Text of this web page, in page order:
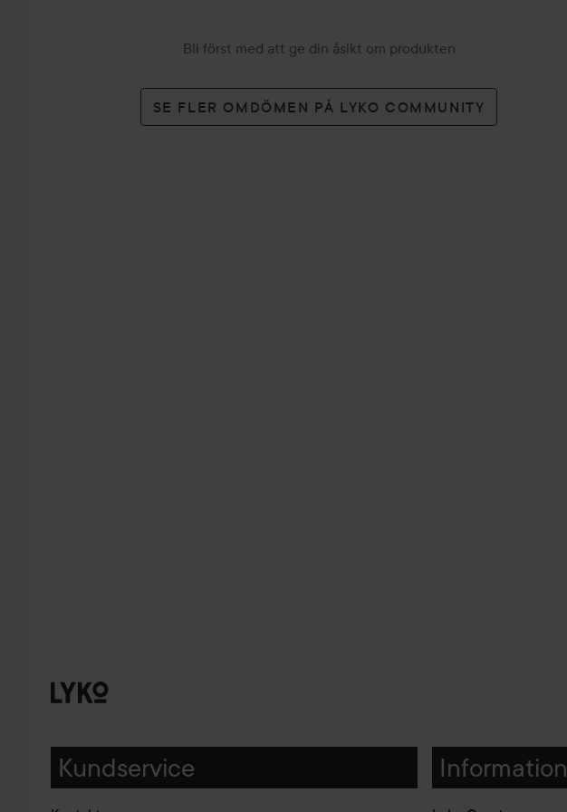
Bli först med att ge din åsikt om produkten
SE FLER OMDÖMEN PÅ LYKO COMMUNITY
Kundservice Information